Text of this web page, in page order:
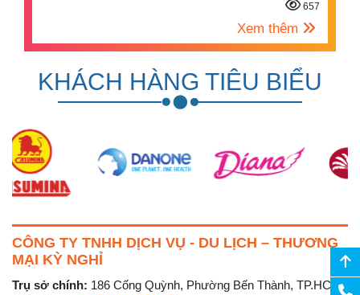
657
Xem thêm
KHÁCH HÀNG TIÊU BIỂU
CÔNG TY TNHH DỊCH VỤ - DU LỊCH – THƯƠNG
MẠI KỲ NGHỈ
Trụ sở chính: 186 Cống Quỳnh, Phường Bến Thành, TP.HCM